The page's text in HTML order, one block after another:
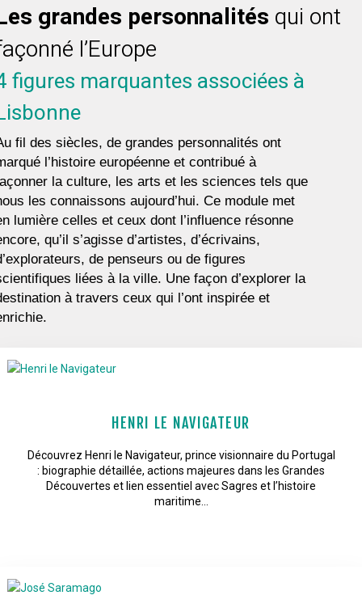
grandes personnalités qui ont
l’Europe
figures marquantes associées à
fil des siècles, de grandes personnalités ont
l’histoire européenne et contribué à
la culture, les arts et les sciences tels que
les connaissons aujourd’hui. Ce module met
lumière celles et ceux dont l’influence résonne
qu’il s’agisse d’artistes, d’écrivains,
de penseurs ou de figures
liées à la ville. Une façon d’explorer la
à travers ceux qui l’ont inspirée et
HENRI LE NAVIGATEUR
Découvrez Henri le Navigateur, prince visionnaire du Portugal
: biographie détaillée, actions majeures dans les Grandes
Découvertes et lien essentiel avec Sagres et l’histoire
maritime…